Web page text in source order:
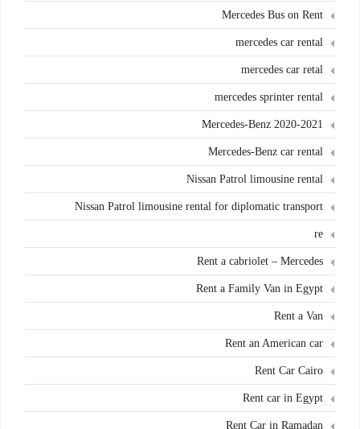
Mercedes Bus on Rent
mercedes car rental
mercedes car retal
mercedes sprinter rental
Mercedes-Benz 2020-2021
Mercedes-Benz car rental
Nissan Patrol limousine rental
Nissan Patrol limousine rental for diplomatic transport
re
Rent a cabriolet – Mercedes
Rent a Family Van in Egypt
Rent a Van
Rent an American car
Rent Car Cairo
Rent car in Egypt
Rent Car in Ramadan